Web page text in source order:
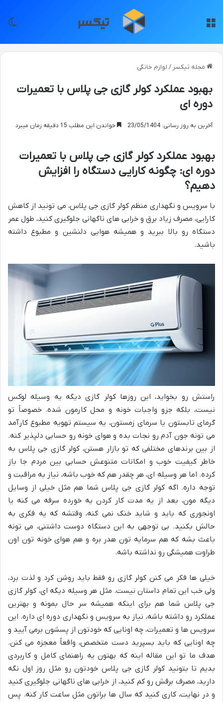
مجله تیکسر / لوازم خانگی
بهبود عملکرد کولر گازی جی پلاس با تعمیرات
دوره ای
آخرین به روز رسانی: 23/05/1404 خواندن این مطلب 15 دقیقه زمان میبرد
بهبود عملکرد کولر گازی جی پلاس با تعمیرات
دوره ای: چگونه کارایی دستگاه را افزایش
دهیم؟
با سرویس و نگهداری منظم کولر گازی جی پلاس، می تونید از کاهش
کارایی، مصرف زیاد برق و خرابی های ناگهانی جلوگیری کنید، طول عمر
دستگاه رو بالا ببرید و همیشه هوایی دلنشین و مطبوع داشته
باشید.
راستش رو بخواید، این روزها کولر گازی دیگه یه وسیله لوکس
نیست، بلکه جزو واجبات خونه و محل کارمون شده. خصوصاً تو
گرمای تابستون یا سرمای زمستون، یه سیستم تهویه مطبوع کارآمد
می تونه جون آدم رو نجات بده و هوای خونه رو حسابی دلپذیر کنه.
از بین برندهای مختلفی که تو بازار هستن، کولر گازی جی پلاس به
خاطر کیفیت خوب و امکانات متنوعش حسابی بین مردم جا باز
کرده. اما هر وسیله ای، هر چقدر هم که خوب باشه، نیاز به مراقبت و
توجه داره. اگه کولر گازی جی پلاس شما هم مثل خیلی از وسایل
دیگه مون، بعد از یه مدت کار کردن یه خورده سرفه می کنه یا
اونجوری که باید و شاید خنک نمی کنه، وقتشه که یه فکری به
حالش بکنید. بی توجهی به این دستگاه دوست داشتنی، می تونه
باعث بشه که هم سرمایه تون هدر بره و هم هوای خونه تون اون
طراوت همیشگی رو نداشته باشه.
خیلی ها فکر می کنن کولر گازی رو فقط باید روشن کرد و لذت برد،
ولی خب این تمام داستان نیست. مثل هر وسیله دیگه ای، کولر گازی
جی پلاس شما هم برای اینکه همیشه سر حال بمونه و بهترین
عملکرد رو داشته باشه، نیاز به سرویس و نگهداری دوره ای داره. این
سرویس ها و تعمیرات، چه اونایی که خودتون از پسشون برمی آیید و
چه اونایی که باید بسپرید دست متخصص، واقعاً معجزه می کنن.
هدف ما تو این مقاله اینه که بهتون یه راهنمای کامل و کاربردی
بدیم تا بتونید کولر گازی جی پلاس خودتون رو مثل روز اول نگه
دارید، مصرف برقش رو کم کنید، از خرابی های ناگهانی جلوگیری کنید
و در نهایت، کاری کنید که سال ها براتون مثل ساعت کار کنه. پس